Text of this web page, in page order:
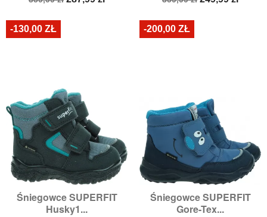
Śniegowce SUPERFIT
Husky1...
-130,00 ZŁ
Śniegowce SUPERFIT
Gore-Tex...
-200,00 ZŁ